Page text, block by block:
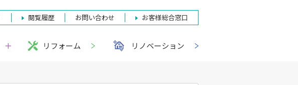
閲覧履歴 お問い合わせ お客様総合窓口
リフォーム リノベーション